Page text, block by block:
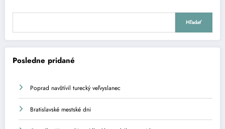
Hľadať
Posledne pridané
Poprad navštívil turecký veľvyslanec
Bratislavské mestské dni